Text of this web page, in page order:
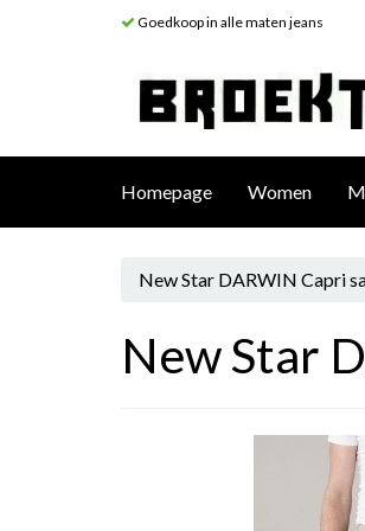
Goedkoop in alle maten jeans
Homepage Women
New Star DARWIN Capri
New Star